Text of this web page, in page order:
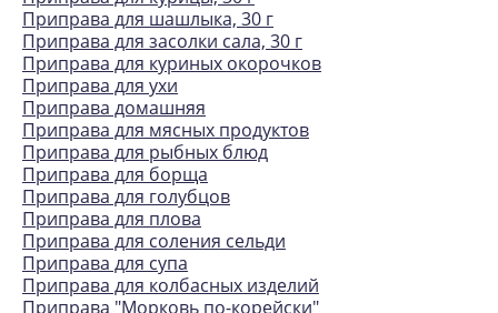
Приправа для шашлыка, 30 г
Приправа для засолки сала, 30 г
Приправа для куриных окорочков
Приправа для ухи
Приправа домашняя
Приправа для мясных продуктов
Приправа для рыбных блюд
Приправа для борща
Приправа для голубцов
Приправа для плова
Приправа для соления сельди
Приправа для супа
Приправа для колбасных изделий
Приправа "Морковь по-корейски"